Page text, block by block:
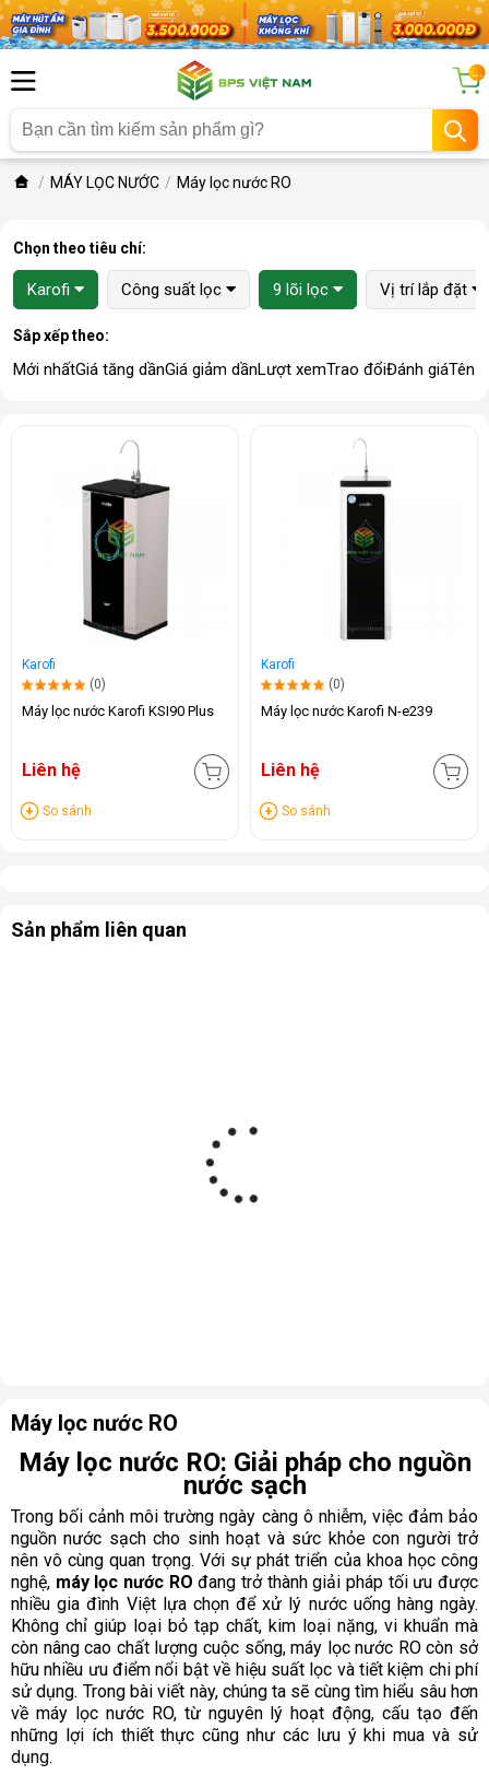
...
MÁY LỌC NƯỚC Máy lọc nước RO
Chọn theo tiêu chí:
Karofi Công suất lọc 9 lõi lọc Vị trí lắp đặt
Sắp xếp theo:
Mới nhấtGiá tăng dầnGiá giảm dầnLượt xemTrao đổiĐánh giáTên
Karofi
(0)
Máy lọc nước Karofi KSI90 Plus
Liên hệ
So sánh
Karofi
(0)
Máy lọc nước Karofi N-e239
Liên hệ
So sánh
Sản phẩm liên quan
Máy lọc nước RO
Máy lọc nước RO: Giải pháp cho nguồn
nước sạch
Trong bối cảnh môi trường ngày càng ô nhiễm, việc đảm bảo
nguồn nước sạch cho sinh hoạt và sức khỏe con người trở
nên vô cùng quan trọng. Với sự phát triển của khoa học công
nghệ, máy lọc nước RO đang trở thành giải pháp tối ưu được
nhiều gia đình Việt lựa chọn để xử lý nước uống hàng ngày.
Không chỉ giúp loại bỏ tạp chất, kim loại nặng, vi khuẩn mà
còn nâng cao chất lượng cuộc sống, máy lọc nước RO còn sở
hữu nhiều ưu điểm nổi bật về hiệu suất lọc và tiết kiệm chi phí
sử dụng. Trong bài viết này, chúng ta sẽ cùng tìm hiểu sâu hơn
về máy lọc nước RO, từ nguyên lý hoạt động, cấu tạo đến
những lợi ích thiết thực cũng như các lưu ý khi mua và sử
dụng.